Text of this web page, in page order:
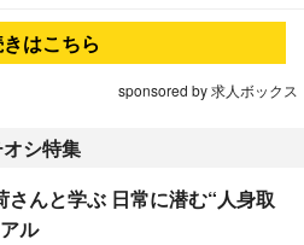
はこちら
sponsored by 求人ボックス
シ特集
さんと学ぶ 日常に潜む“人身取
ル